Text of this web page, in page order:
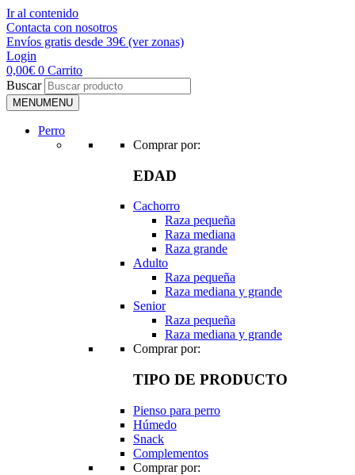
Ir al contenido
Contacta con nosotros
Envíos gratis desde 39€ (ver zonas)
Login
0,00€ 0 Carrito
Buscar
MENUMENU
Perro
Comprar por:
EDAD
Cachorro
Raza pequeña
Raza mediana
Raza grande
Adulto
Raza pequeña
Raza mediana y grande
Senior
Raza pequeña
Raza mediana y grande
Comprar por:
TIPO DE PRODUCTO
Pienso para perro
Húmedo
Snack
Complementos
Comprar por: